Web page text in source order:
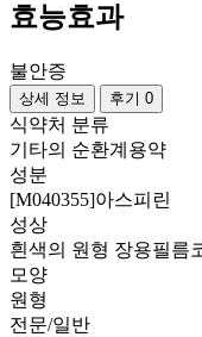
효능효과
불안증
상세 정보 후기 0
식약처 분류
기타의 순환계용약
성분
[M040355]아스피린
성상
흰색의 원형 장용필름
모양
원형
전문/일반